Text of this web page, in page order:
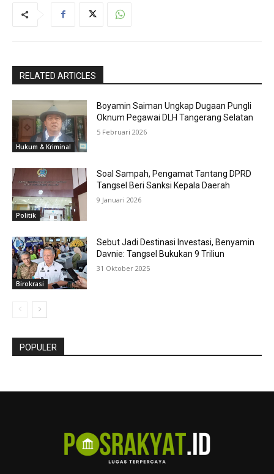
RELATED ARTICLES
Hukum & Kriminal
Boyamin Saiman Ungkap Dugaan Pungli
Oknum Pegawai DLH Tangerang Selatan
5 Februari 2026
Politik
Soal Sampah, Pengamat Tantang DPRD
Tangsel Beri Sanksi Kepala Daerah
9 Januari 2026
Birokrasi
Sebut Jadi Destinasi Investasi, Benyamin
Davnie: Tangsel Bukukan 9 Triliun
31 Oktober 2025
POPULER